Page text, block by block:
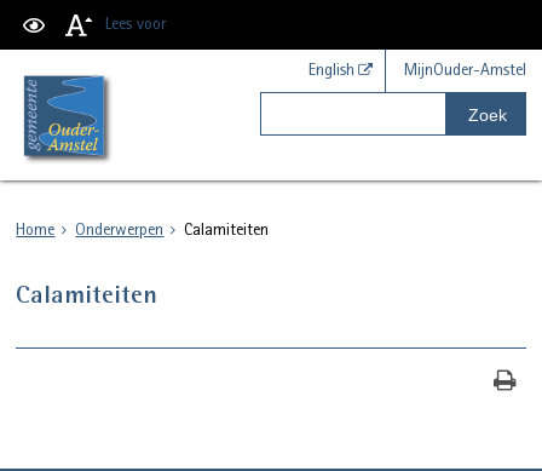
Lees voor
English MijnOuder-Amstel
Zoek
Home Onderwerpen Calamiteiten
Calamiteiten